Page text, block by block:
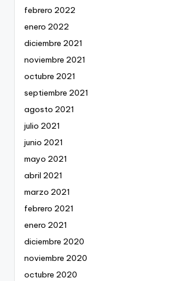
febrero 2022
enero 2022
diciembre 2021
noviembre 2021
octubre 2021
septiembre 2021
agosto 2021
julio 2021
junio 2021
mayo 2021
abril 2021
marzo 2021
febrero 2021
enero 2021
diciembre 2020
noviembre 2020
octubre 2020